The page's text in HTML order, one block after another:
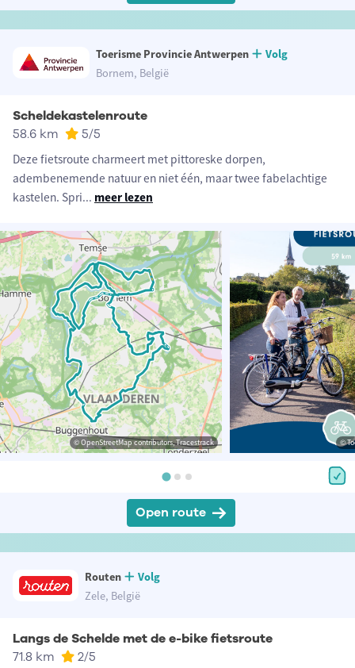
Toerisme Provincie Antwerpen
Volg
Bornem, België
Scheldekastelenroute
58.6 km 5/5
Deze fietsroute charmeert met pittoreske dorpen,
adembenemende natuur en niet één, maar twee fabelachtige
kastelen. Spri... meer lezen
© OpenStreetMap contributors, Tracestrack ©
Open route
Routen
Volg
Zele, België
Langs de Schelde met de e-bike fietsroute
71.8 km 2/5